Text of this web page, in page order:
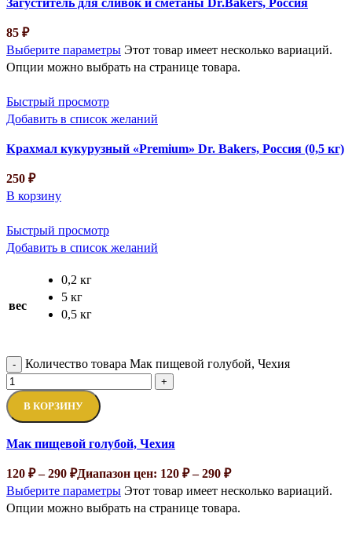
Загуститель для сливок и сметаны Dr.Bakers, Россия
85 ₽
Выберите параметры Этот товар имеет несколько вариаций.
Опции можно выбрать на странице товара.
Быстрый просмотр
Добавить в список желаний
Крахмал кукурузный «Premium» Dr. Bakers, Россия (0,5 кг)
250 ₽
В корзину
Быстрый просмотр
Добавить в список желаний
вес
0,2 кг
5 кг
0,5 кг
- Количество товара Мак пищевой голубой, Чехия
+
В КОРЗИНУ
Мак пищевой голубой, Чехия
120 ₽ – 290 ₽Диапазон цен: 120 ₽ – 290 ₽
Выберите параметры Этот товар имеет несколько вариаций.
Опции можно выбрать на странице товара.